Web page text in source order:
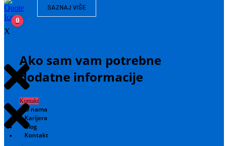
SAZNAJ VIŠE
Ako sam vam potrebne
dodatne informacije
Kontakt
O nama
Karijera
Blog
Kontakt
0
X